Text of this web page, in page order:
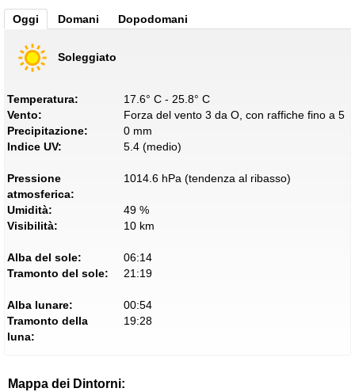
Oggi Domani Dopodomani
Soleggiato
Temperatura:
17.6° C - 25.8° C
Vento:
Forza del vento 3 da O, con raffiche fino a 5
Precipitazione:
0 mm
Indice UV:
5.4 (medio)
Pressione
atmosferica:
1014.6 hPa (tendenza al ribasso)
Umidità:
49 %
Visibilità:
10 km
Alba del sole:
06:14
Tramonto del sole:
21:19
Alba lunare:
00:54
Tramonto della
luna:
19:28
Mappa dei Dintorni: